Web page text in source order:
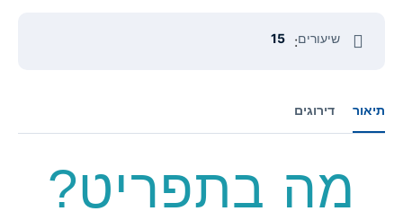
שיעורים:
15
תיאור דירוגים
מה בתפריט?